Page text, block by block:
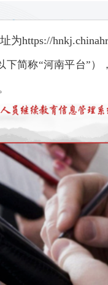
为https://
下简称“河南平台”